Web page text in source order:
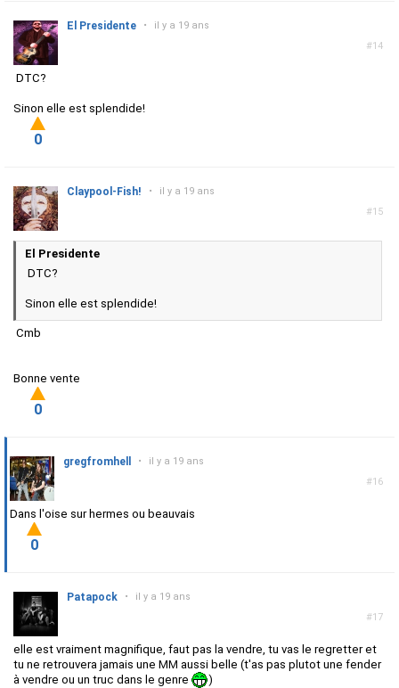
#14
El Presidente • il y a 19 ans
DTC?
Sinon elle est splendide!
0
#15
Claypool-Fish! • il y a 19 ans
El Presidente
DTC?
Sinon elle est splendide!
Cmb
Bonne vente
0
#16
gregfromhell • il y a 19 ans
Dans l'oise sur hermes ou beauvais
0
#17
Patapock • il y a 19 ans
elle est vraiment magnifique, faut pas la vendre, tu vas le regretter et
tu ne retrouvera jamais une MM aussi belle (t'as pas plutot une fender
à vendre ou un truc dans le genre
)